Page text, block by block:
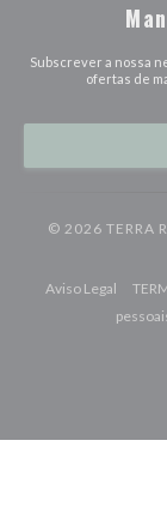
Subscrever a nossa
ofertas de
© 2026 TERRA
Aviso Legal((abre